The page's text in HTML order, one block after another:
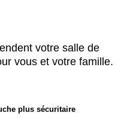
votre salle de
vous et votre famille.
plus sécuritaire